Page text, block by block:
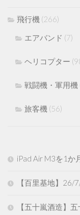
飛行機 (266)
エアバンド (7)
ヘリコプター
戦闘機・軍用機
旅客機 (56)
iPad Air M3を1か
【百里基地】26/
【五十嵐酒造】